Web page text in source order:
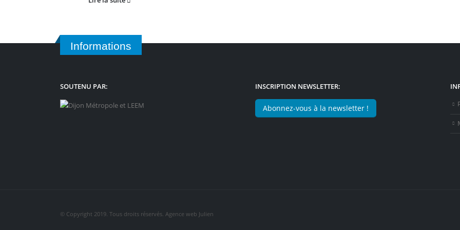
Informations
SOUTENU PAR: INSCRIPTION NEWSLETTER:
Abonnez-vous à la newsletter !
© Copyright 2019. Tous droits réservés. Agence web Julien